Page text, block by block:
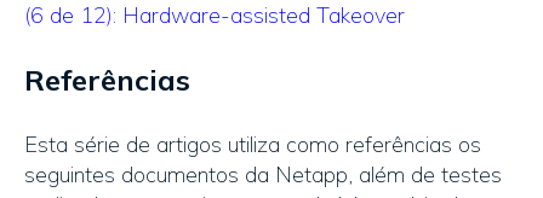
(6 de 12): Hardware-assisted Takeover
Referências
Esta série de artigos utiliza como referências os
seguintes documentos da Netapp, além de testes